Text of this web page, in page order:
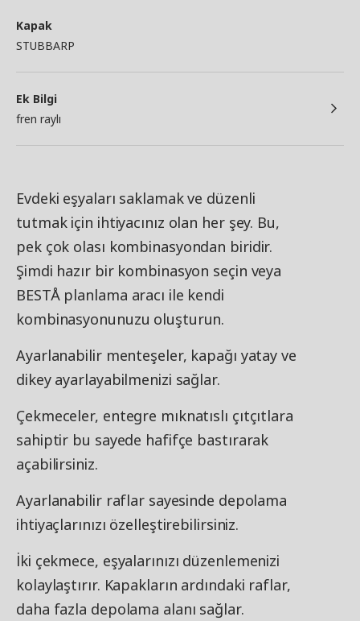
Kapak
STUBBARP
Ek Bilgi
fren raylı
Evdeki eşyaları saklamak ve düzenli
tutmak için ihtiyacınız olan her şey. Bu,
pek çok olası kombinasyondan biridir.
Şimdi hazır bir kombinasyon seçin veya
BESTÅ planlama aracı ile kendi
kombinasyonunuzu oluşturun.
Ayarlanabilir menteşeler, kapağı yatay ve
dikey ayarlayabilmenizi sağlar.
Çekmeceler, entegre mıknatıslı çıtçıtlara
sahiptir bu sayede hafifçe bastırarak
açabilirsiniz.
Ayarlanabilir raflar sayesinde depolama
ihtiyaçlarınızı özelleştirebilirsiniz.
İki çekmece, eşyalarınızı düzenlemenizi
kolaylaştırır. Kapakların ardındaki raflar,
daha fazla depolama alanı sağlar.